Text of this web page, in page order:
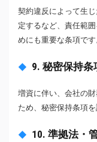
契約違反によって生
定するなど、責任範
めにも重要な条項です
9. 秘密保持条
増資に伴い、会社の
ため、秘密保持条項
10. 準拠法・